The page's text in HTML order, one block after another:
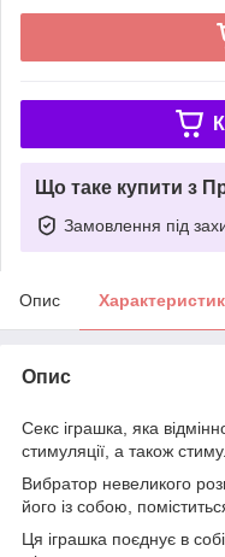
Що таке купити з
Замовлення під
Опис
Опис
Секс іграшка, яка
стимуляції, а також
Вибратор невеликого
його із собою,
Ця іграшка поєднує в